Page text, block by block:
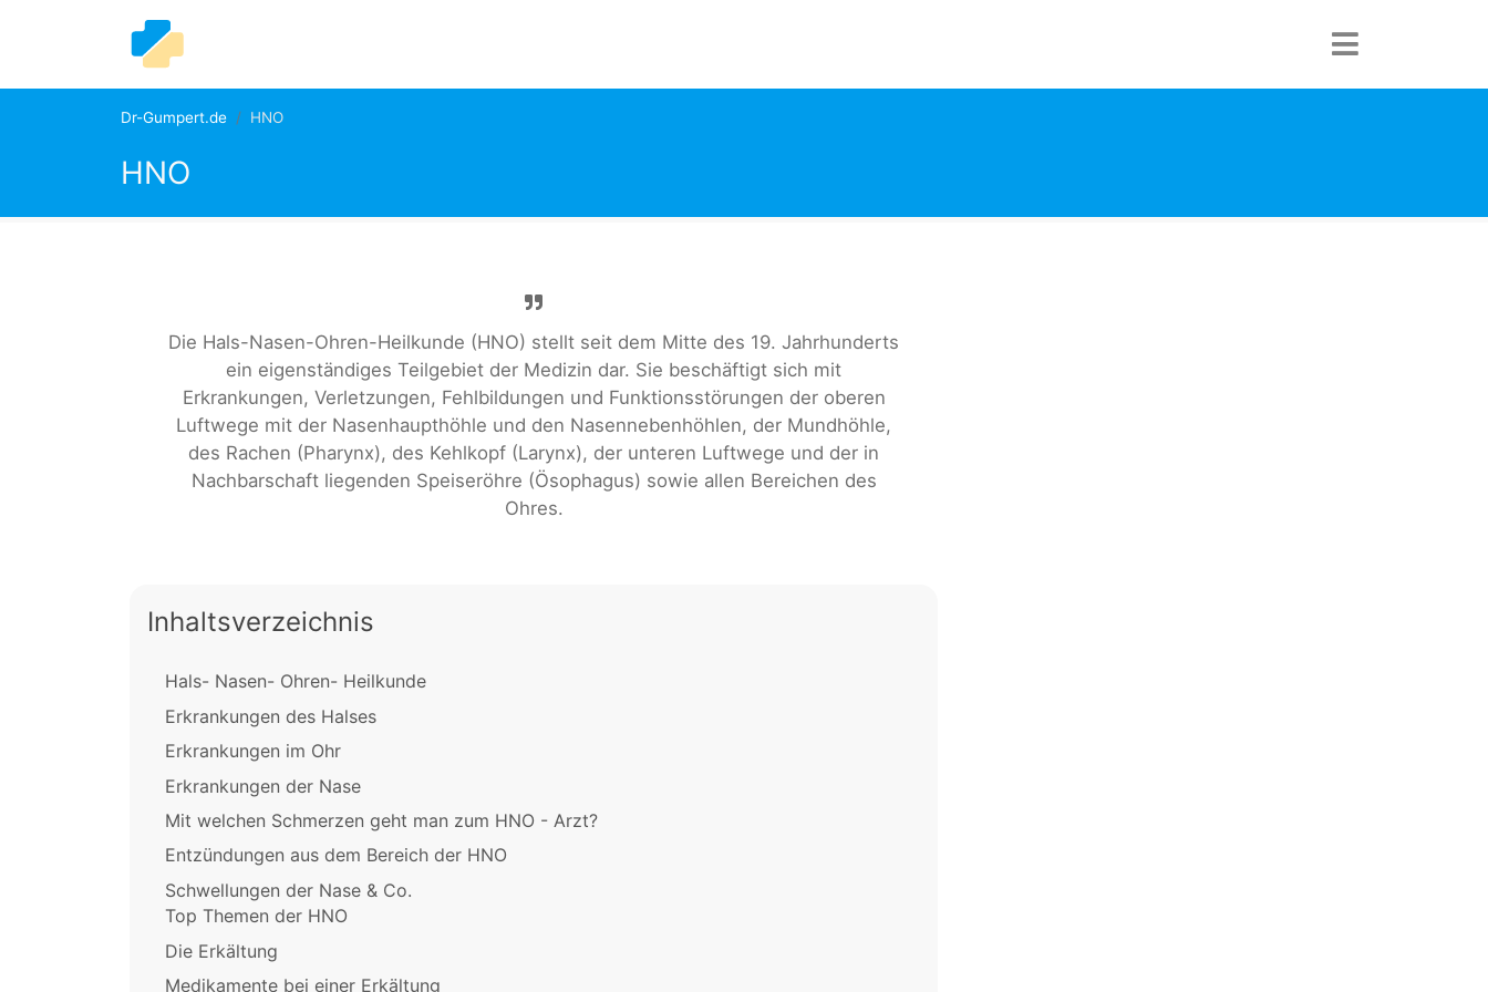
Dr-Gumpert.de HNO
HNO
Die Hals-Nasen-Ohren-Heilkunde (HNO) stellt seit dem Mitte des 19. Jahrhunderts
ein eigenständiges Teilgebiet der Medizin dar. Sie beschäftigt sich mit
Erkrankungen, Verletzungen, Fehlbildungen und Funktionsstörungen der oberen
Luftwege mit der Nasenhaupthöhle und den Nasennebenhöhlen, der Mundhöhle,
des Rachen (Pharynx), des Kehlkopf (Larynx), der unteren Luftwege und der in
Nachbarschaft liegenden Speiseröhre (Ösophagus) sowie allen Bereichen des
Ohres.
Inhaltsverzeichnis
Hals- Nasen- Ohren- Heilkunde
Erkrankungen des Halses
Erkrankungen im Ohr
Erkrankungen der Nase
Mit welchen Schmerzen geht man zum HNO - Arzt?
Entzündungen aus dem Bereich der HNO
Schwellungen der Nase & Co.
Top Themen der HNO
Die Erkältung
Medikamente bei einer Erkältung